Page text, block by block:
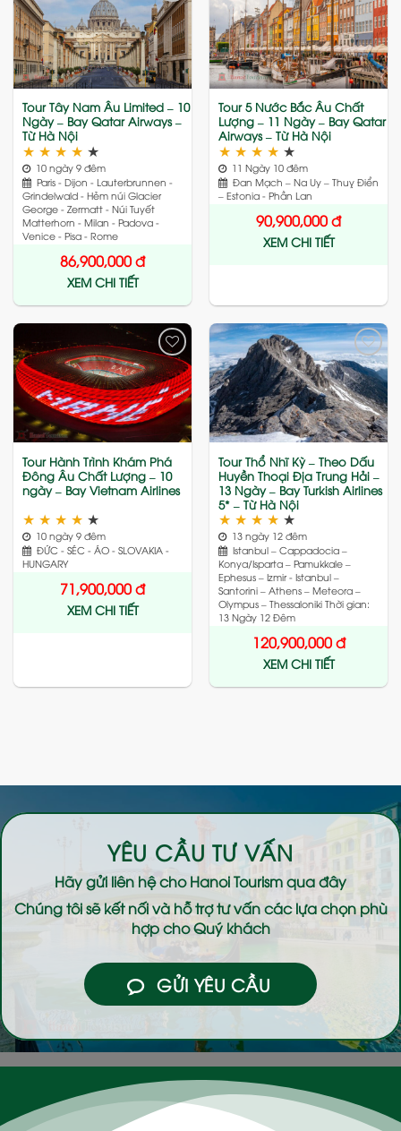
Add
to
wishlist
Tour Tây Nam Âu Limited – 10
Ngày – Bay Qatar Airways –
Từ Hà Nội
★ ★ ★ ★ ★
10 ngày 9 đêm
Paris - Dijon - Lauterbrunnen -
Grindelwald - Hẻm núi Glacier
George - Zermatt - Núi Tuyết
Matterhorn - Milan - Padova -
Venice - Pisa - Rome
86,900,000đ
XEM CHI TIẾT
Add
to
wishlist
Tour 5 Nước Bắc Âu Chất
Lượng – 11 Ngày – Bay Qatar
Airways – Từ Hà Nội
★ ★ ★ ★ ★
11 Ngày 10 đêm
Đan Mạch – Na Uy – Thuỵ Điển
– Estonia - Phần Lan
90,900,000đ
XEM CHI TIẾT
Add
to
wishlist
Tour Hành Trình Khám Phá
Đông Âu Chất Lượng – 10
ngày – Bay Vietnam Airlines
★ ★ ★ ★ ★
10 ngày 9 đêm
ĐỨC - SÉC - ÁO - SLOVAKIA -
HUNGARY
71,900,000đ
XEM CHI TIẾT
Add
to
wishlist
Tour Thổ Nhĩ Kỳ – Theo Dấu
Huyền Thoại Địa Trung Hải –
13 Ngày – Bay Turkish Airlines
5* – Từ Hà Nội
★ ★ ★ ★ ★
13 ngày 12 đêm
Istanbul – Cappadocia –
Konya/Isparta – Pamukkale –
Ephesus – Izmir - Istanbul –
Santorini – Athens – Meteora –
Olympus – Thessaloniki Thời gian:
13 Ngày 12 Đêm
120,900,000đ
XEM CHI TIẾT
YÊU CẦU TƯ VẤN
Hãy gửi liên hệ choHanoi Tourismqua đây
Chúng tôi sẽ kết nối và hỗ trợ tư vấn các lựa chọn phù
hợp cho Quý khách
GỬI YÊU CẦU